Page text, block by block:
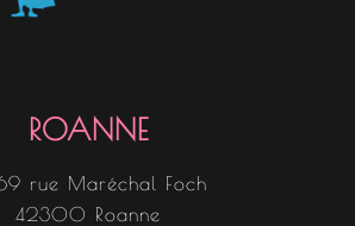
ROANNE
rue Maréchal Foch
42300 Roanne